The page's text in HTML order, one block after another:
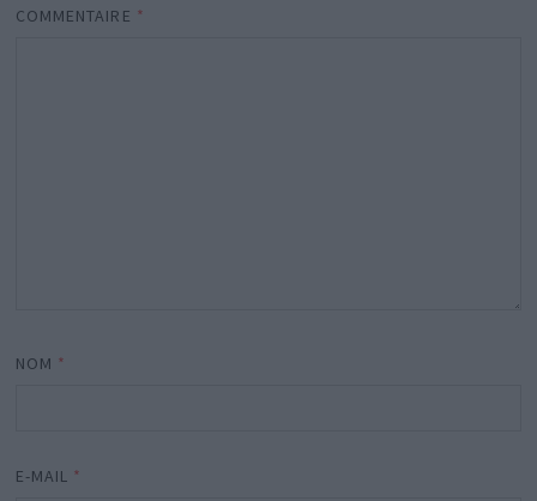
COMMENTAIRE *
NOM *
E-MAIL *